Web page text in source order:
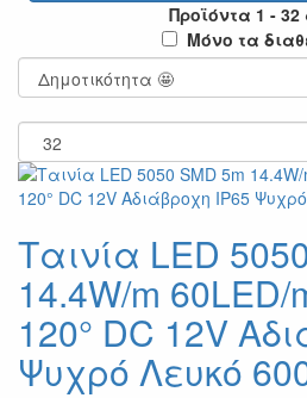
Προϊόντα 1 -
Μόνο τα
Ταινία LED
14.4W/m 60LED/
120° DC 12V
Ψυχρό Λευκό